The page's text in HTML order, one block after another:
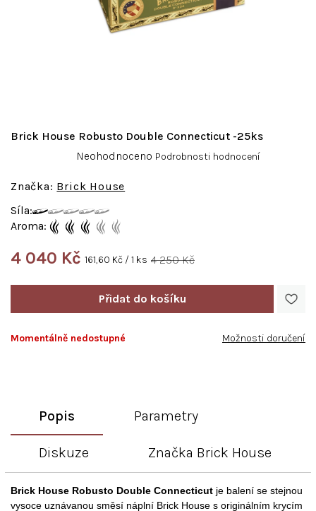
4 250 Kč
4 040 Kč Měrná
161,60 Kč / 1 ks
Momentálně nedostupné Možnosti doručení
Brick House Robusto Double Connecticut -25ks
Brick House
Průměrné
produktu
0,0
z
hvězdiček.
Neohodnoceno Podrobnosti hodnocení
Aroma:
Síla:
Popis Parametry
Diskuze Značka Brick House
Brick House Robusto Double Connecticut je balení se stejnou
vysoce uznávanou směsí náplní Brick House s originálním krycím